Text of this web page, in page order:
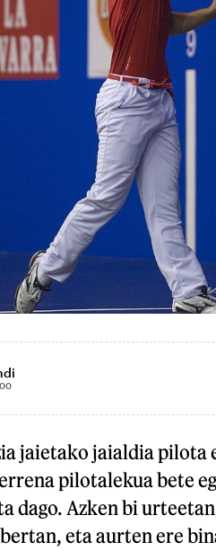
jaietako jaialdia pilota
pilotalekua bete
dago. Azken bi
eta aurten ere